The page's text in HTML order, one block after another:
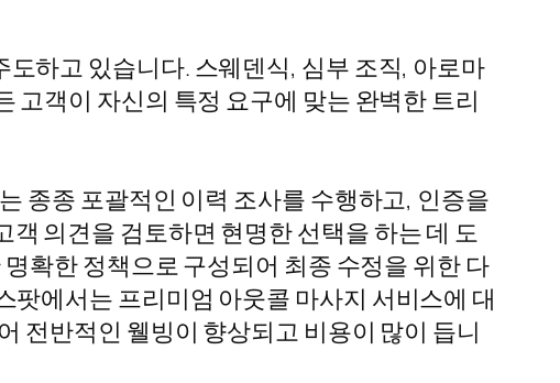
하고 있습니다. 스웨덴식, 심부 조직, 아로마
고객이 자신의 특정 요구에 맞는 완벽한 트리
종종 포괄적인 이력 조사를 수행하고, 인증을
의견을 검토하면 현명한 선택을 하는 데 도
확한 정책으로 구성되어 최종 수정을 위한 다
팟에서는 프리미엄 아웃콜 마사지 서비스에 대
전반적인 웰빙이 향상되고 비용이 많이 듭니